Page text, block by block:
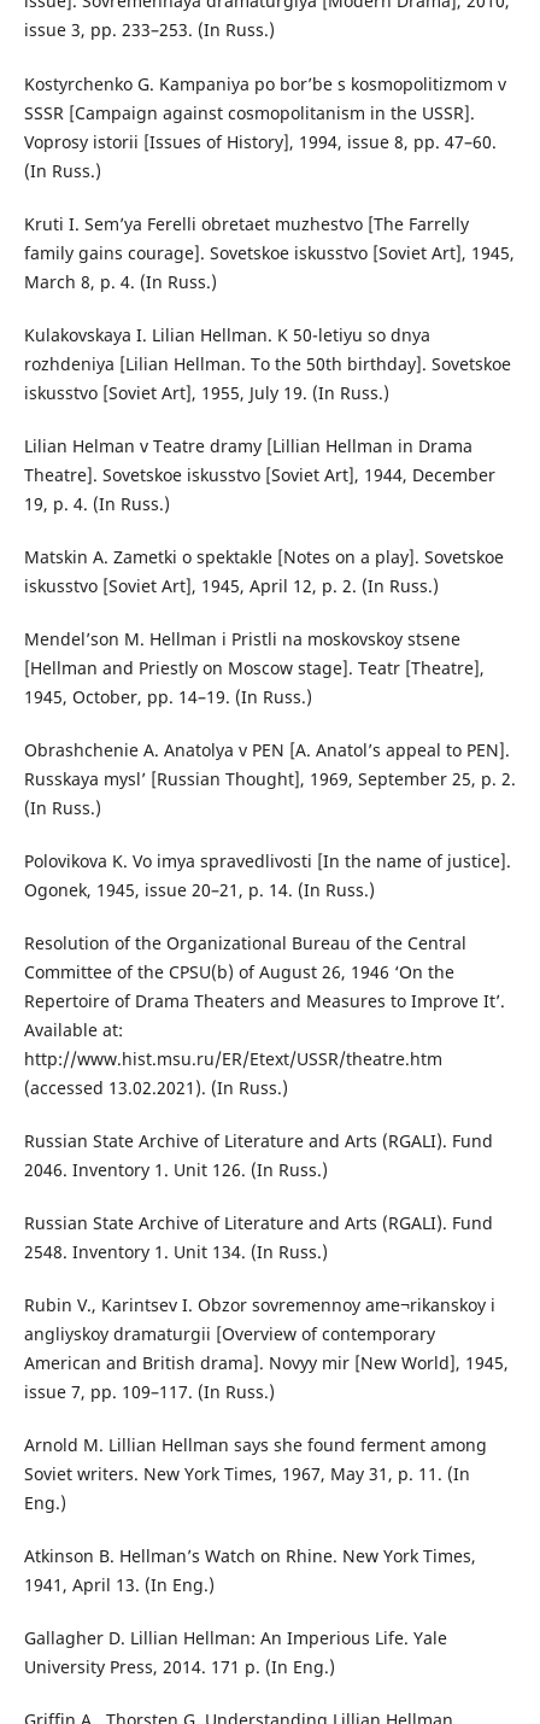
issue 3, pp. 233–253. (In Russ.)
Kostyrchenko G. Kampaniya po bor’be s kosmopolitizmom v
SSSR [Campaign against cosmopolitanism in the USSR].
Voprosy istorii [Issues of History], 1994, issue 8, pp. 47–60.
(In Russ.)
Kruti I. Sem’ya Ferelli obretaet muzhestvo [The Farrelly
family gains courage]. Sovetskoe iskusstvo [Soviet Art], 1945,
March 8, p. 4. (In Russ.)
Kulakovskaya I. Lilian Hellman. K 50-letiyu so dnya
rozhdeniya [Lilian Hellman. To the 50th birthday]. Sovetskoe
iskusstvo [Soviet Art], 1955, July 19. (In Russ.)
Lilian Helman v Teatre dramy [Lillian Hellman in Drama
Theatre]. Sovetskoe iskusstvo [Soviet Art], 1944, December
19, p. 4. (In Russ.)
Matskin A. Zametki o spektakle [Notes on a play]. Sovetskoe
iskusstvo [Soviet Art], 1945, April 12, p. 2. (In Russ.)
Mendel’son M. Hellman i Pristli na moskovskoy stsene
[Hellman and Priestly on Moscow stage]. Teatr [Theatre],
1945, October, pp. 14–19. (In Russ.)
Obrashchenie A. Anatolya v PEN [A. Anatol’s appeal to PEN].
Russkaya mysl’ [Russian Thought], 1969, September 25, p. 2.
(In Russ.)
Polovikova K. Vo imya spravedlivosti [In the name of justice].
Ogonek, 1945, issue 20–21, p. 14. (In Russ.)
Resolution of the Organizational Bureau of the Central
Committee of the CPSU(b) of August 26, 1946 ‘On the
Repertoire of Drama Theaters and Measures to Improve It’.
Available at:
http://www.hist.msu.ru/ER/Etext/USSR/theatre.htm
(accessed 13.02.2021). (In Russ.)
Russian State Archive of Literature and Arts (RGALI). Fund
2046. Inventory 1. Unit 126. (In Russ.)
Russian State Archive of Literature and Arts (RGALI). Fund
2548. Inventory 1. Unit 134. (In Russ.)
Rubin V., Karintsev I. Obzor sovremennoy ame¬rikanskoy i
angliyskoy dramaturgii [Overview of contemporary
American and British drama]. Novyy mir [New World], 1945,
issue 7, pp. 109–117. (In Russ.)
Arnold M. Lillian Hellman says she found ferment among
Soviet writers. New York Times, 1967, May 31, p. 11. (In
Eng.)
Atkinson B. Hellman’s Watch on Rhine. New York Times,
1941, April 13. (In Eng.)
Gallagher D. Lillian Hellman: An Imperious Life. Yale
University Press, 2014. 171 p. (In Eng.)